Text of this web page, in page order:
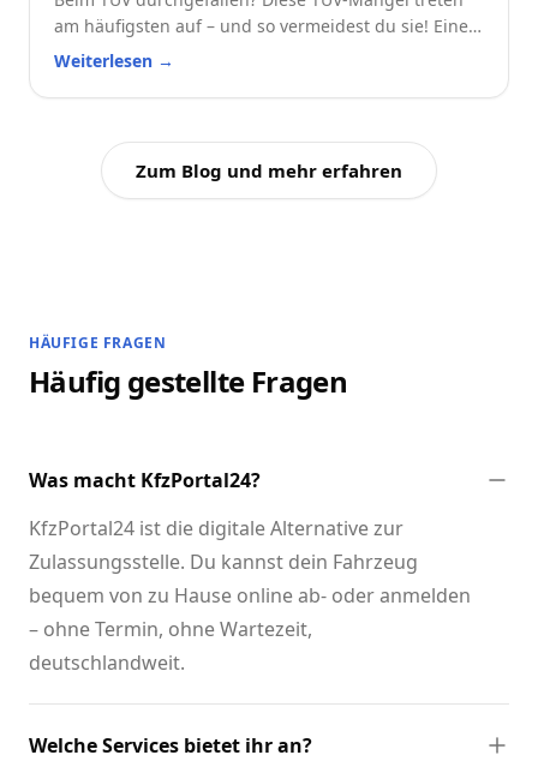
am häufigsten auf – und so vermeidest du sie! Eine
praktische Checkliste für alle Autofahrer.
Weiterlesen →
Zum Blog und mehr erfahren
HÄUFIGE FRAGEN
Häufig gestellte Fragen
Was macht KfzPortal24?
KfzPortal24 ist die digitale Alternative zur
Zulassungsstelle. Du kannst dein Fahrzeug
bequem von zu Hause online ab- oder anmelden
– ohne Termin, ohne Wartezeit,
deutschlandweit.
Welche Services bietet ihr an?